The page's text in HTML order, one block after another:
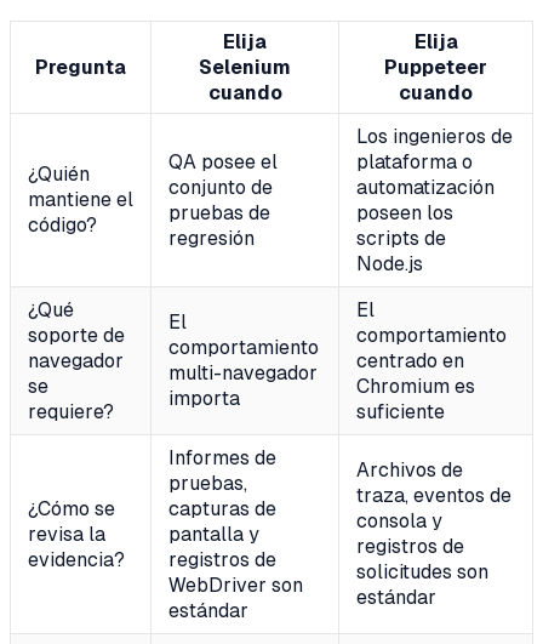
Pregunta
Elija
Selenium
cuando
Elija
Puppeteer
cuando
¿Quién
mantiene el
código?
QA posee el
conjunto de
pruebas de
regresión
Los ingenieros de
plataforma o
automatización
poseen los
scripts de
Node.js
¿Qué
soporte de
navegador
se
requiere?
El
comportamiento
multi-navegador
importa
El
comportamiento
centrado en
Chromium es
suficiente
¿Cómo se
revisa la
evidencia?
Informes de
pruebas,
capturas de
pantalla y
registros de
WebDriver son
estándar
Archivos de
traza, eventos de
consola y
registros de
solicitudes son
estándar